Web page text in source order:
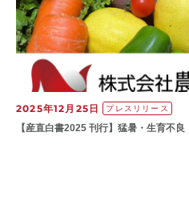
2025年12月25日 プレスリリース
【産直白書2025 刊行】猛暑・生育不